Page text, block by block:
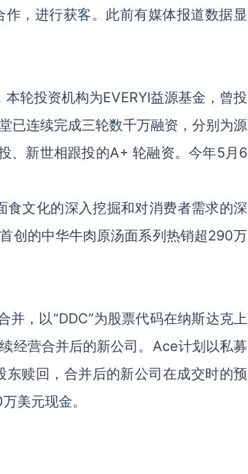
，进行获客。此前有媒体报道数据显
轮投资机构为EVERYI益源基金，曾投
已连续完成三轮数千万融资，分别为源
、新世相跟投的A+ 轮融资。今年5月6
文化的深入挖掘和对消费者需求的深
创的中华牛肉原汤面系列热销超290万
，以“DDC”为股票代码在纳斯达克上
经营合并后的新公司。Ace计划以私募
赎回，合并后的新公司在成交时的预
美元现金。